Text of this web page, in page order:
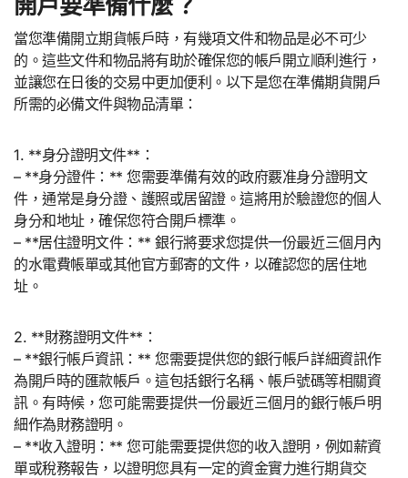
當您準備開立期貨帳戶時，有幾項文件和物品是必不可少
的。這些文件和物品將有助於確保您的帳戶開立順利進行，
並讓您在日後的交易中更加便利。以下是您在準備期貨開戶
所需的必備文件與物品清單：
1. **身分證明文件**：
– **身分證件：** 您需要準備有效的政府覈准身分證明文
件，通常是身分證、護照或居留證。這將用於驗證您的個人
身分和地址，確保您符合開戶標準。
– **居住證明文件：** 銀行將要求您提供一份最近三個月內
的水電費帳單或其他官方郵寄的文件，以確認您的居住地
址。
2. **財務證明文件**：
– **銀行帳戶資訊：** 您需要提供您的銀行帳戶詳細資訊作
為開戶時的匯款帳戶。這包括銀行名稱、帳戶號碼等相關資
訊。有時候，您可能需要提供一份最近三個月的銀行帳戶明
細作為財務證明。
– **收入證明：** 您可能需要提供您的收入證明，例如薪資
單或稅務報告，以證明您具有一定的資金實力進行期貨交